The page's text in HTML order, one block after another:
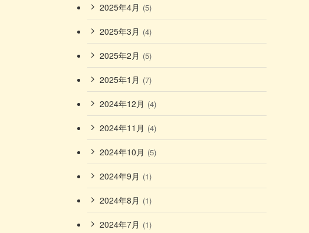
2025年4月 (5)
2025年3月 (4)
2025年2月 (5)
2025年1月 (7)
2024年12月 (4)
2024年11月 (4)
2024年10月 (5)
2024年9月 (1)
2024年8月 (1)
2024年7月 (1)